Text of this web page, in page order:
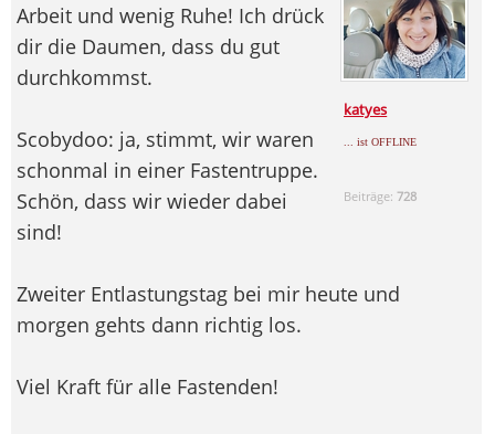
katyes
... ist OFFLINE
Beiträge:728
Arbeit und wenig Ruhe! Ich drück
dir die Daumen, dass du gut
durchkommst.
Scobydoo: ja, stimmt, wir waren
schonmal in einer Fastentruppe.
Schön, dass wir wieder dabei
sind!
Zweiter Entlastungstag bei mir heute und
morgen gehts dann richtig los.
Viel Kraft für alle Fastenden!